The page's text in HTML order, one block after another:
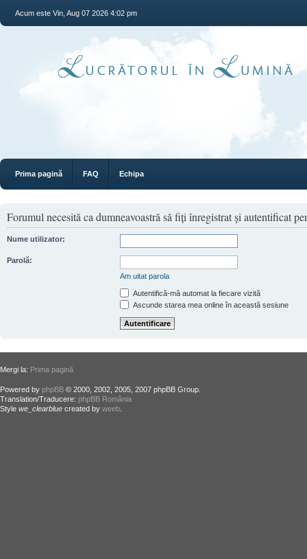
Acum este Vin, Aug 07 2026 4:02 pm
Prima pagină FAQ Echipa
Forumul necesită ca dumneavoastră să fiţi înregistrat şi autentificat
Nume utilizator:
Parolă:
Am uitat parola
Autentifică-mă automat la fiecare vizită
Ascunde starea mea online în această sesiune
Mergi la: Prima pagină
Powered by phpBB © 2000, 2002, 2005, 2007 phpBB Group.
Translation/Traducere: phpBB România
Style we_clearblue created by weeb